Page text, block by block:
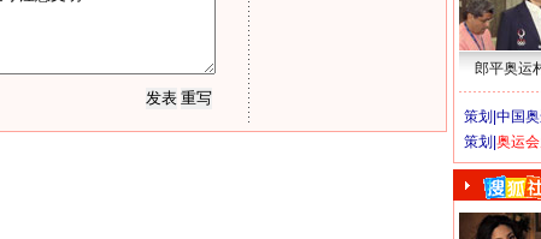
郎平奥运
策划| 中国
策划| 奥运